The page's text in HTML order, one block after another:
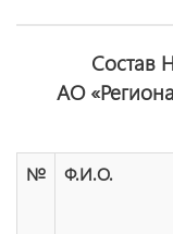
Состав
АО
№ Ф.И.О.